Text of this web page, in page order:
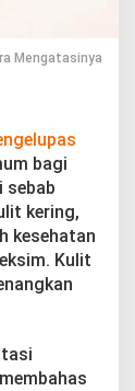
Mengatasinya
bagi
sebab
kering,
kesehatan
Kulit